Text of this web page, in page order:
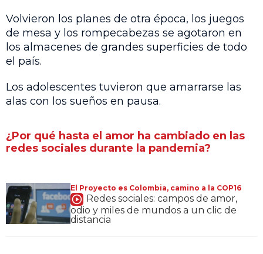
Volvieron los planes de otra época, los juegos
de mesa y los rompecabezas se agotaron en
los almacenes de grandes superficies de todo
el país.
Los adolescentes tuvieron que amarrarse las
alas con los sueños en pausa.
¿Por qué hasta el amor ha cambiado en las
redes sociales durante la pandemia?
El Proyecto es Colombia, camino a la COP16
Redes sociales: campos de amor,
odio y miles de mundos a un clic de
distancia